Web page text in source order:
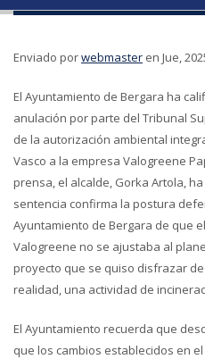
Enviado porwebmaster en Jue,
El Ayuntamiento de Bergara ha
anulación por parte del Tribunal
de la autorización ambiental
Vasco a la empresa Valogreene
prensa, el alcalde, Gorka Artola,
sentencia confirma la postura
Ayuntamiento de Bergara de que
Valogreene no se ajustaba al
proyecto que se quiso disfrazar
realidad, una actividad de
El Ayuntamiento recuerda que
que los cambios establecidos en